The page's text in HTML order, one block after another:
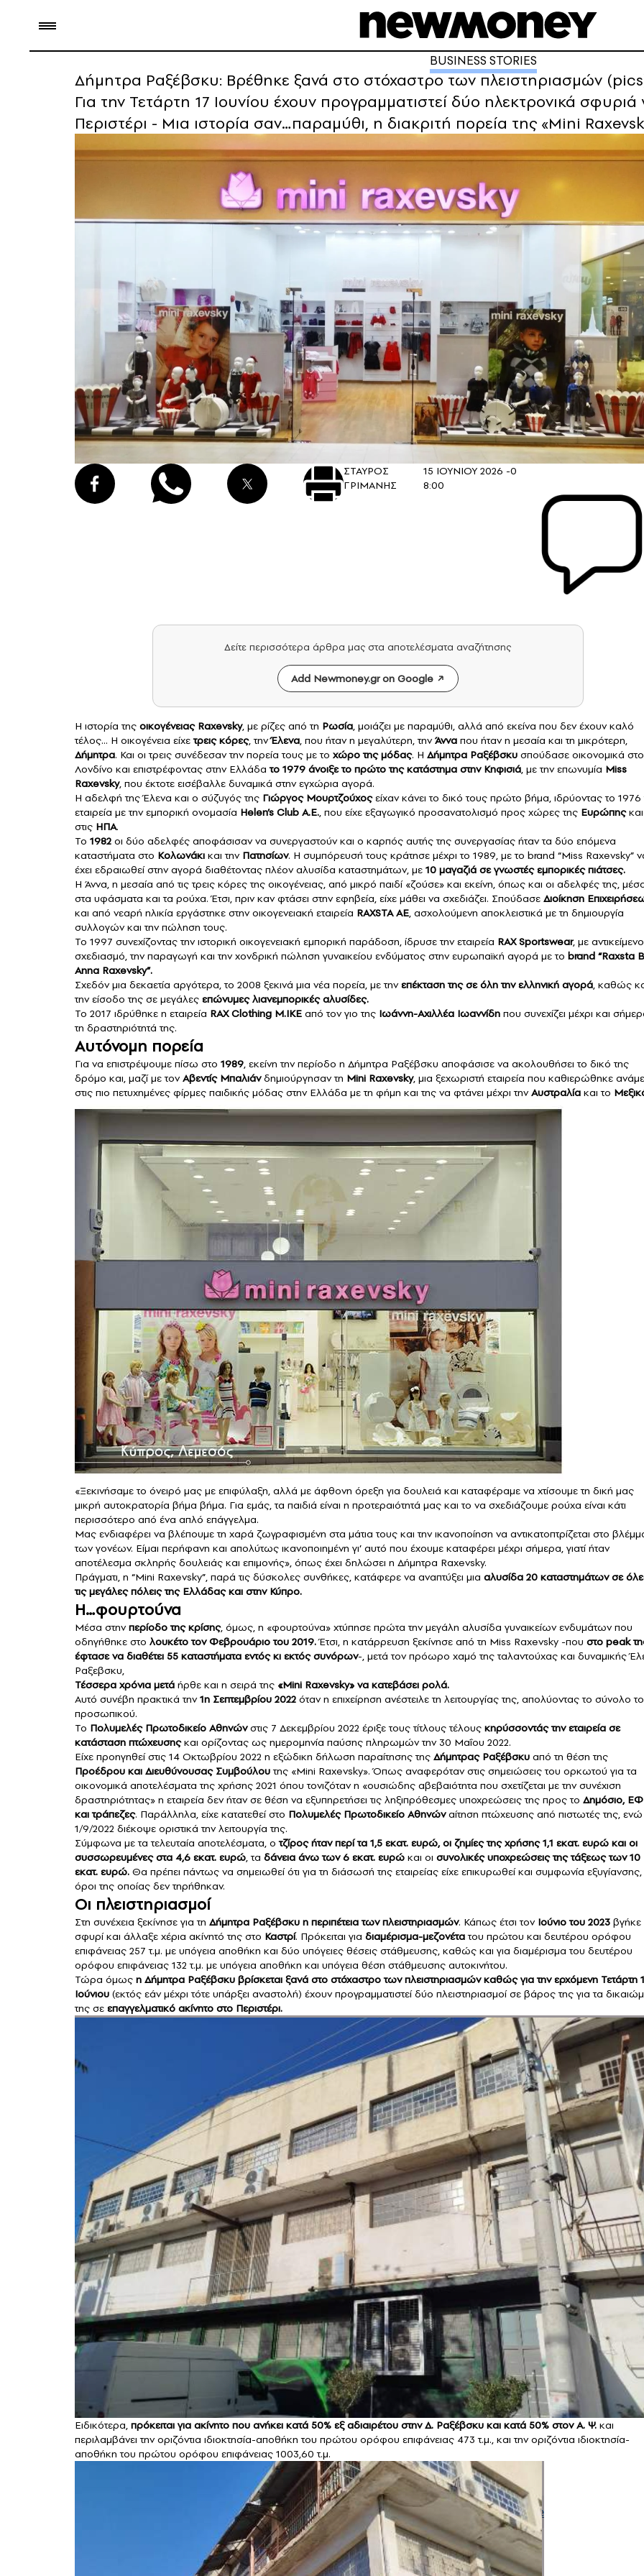
BUSINESS STORIES
Δήμητρα Ραξέβσκυ: Βρέθηκε ξανά στο στόχαστρο των πλειστηριασμών
Για την Τετάρτη 17 Ιουνίου έχουν προγραμματιστεί δύο ηλεκτρονικά
Περιστέρι - Μια ιστορία σαν…παραμύθι, η διακριτή πορεία της «Mini
ΣΤΑΥΡΟΣ
ΓΡΙΜΑΝΗΣ
15 ΙΟΥΝΙΟΥ 2026 -
8:00
0
Δείτε περισσότερα άρθρα μας στα αποτελέσματα αναζήτησης
Add Newmoney.gr on Google
Η ιστορία της οικογένειας Raxevsky, με ρίζες από τη Ρωσία, μοιάζει με παραμύθι, αλλά από εκείνα που δεν έχουν καλό
τέλος… Η οικογένεια είχετρεις κόρες, τηνΈλενα, που ήταν η μεγαλύτερη, τηνΆννα που ήταν η μεσαία και τη μικρότερη,
Δήμητρα. Και οι τρεις συνέδεσαν την πορεία τους με το χώρο της μόδας. Η Δήμητρα Ραξέβσκυ σπούδασε οικονομικά στο
Λονδίνο και επιστρέφοντας στην Ελλάδατο 1979 άνοιξε το πρώτο της κατάστημα στην Κηφισιά, με την επωνυμία Miss
Raxevsky, που έκτοτε εισέβαλλε δυναμικά στην εγχώρια αγορά.
Η αδελφή της Έλενα και ο σύζυγός της Γιώργος Μουρτζούχοςείχαν κάνει το δικό τους πρώτο βήμα, ιδρύοντας το 1976
εταιρεία με την εμπορική ονομασία Helen’s Club Α.Ε., που είχε εξαγωγικό προσανατολισμό προς χώρες της Ευρώπηςκαι
στις ΗΠΑ.
Το 1982 οι δύο αδελφές αποφάσισαν να συνεργαστούν και ο καρπός αυτής της συνεργασίας ήταν τα δύο επόμενα
καταστήματα στο Κολωνάκι και την Πατησίων. Η συμπόρευσή τους κράτησε μέχρι το 1989, με το brand “Miss Raxevsky”
έχει εδραιωθεί στην αγορά διαθέτοντας πλέον αλυσίδα καταστημάτων, με 10 μαγαζιά σε γνωστές εμπορικές πιάτσες.
Η Άννα, η μεσαία από τις τρεις κόρες της οικογένειας, από μικρό παιδί «ζούσε» και εκείνη, όπως και οι αδελφές της,
στα υφάσματα και τα ρούχα. Έτσι, πριν καν φτάσει στην εφηβεία, είχε μάθει να σχεδιάζει. Σπούδασε Διοίκηση
και από νεαρή ηλικία εργάστηκε στην οικογενειακή εταιρεία RAXSTA AE, ασχολούμενη αποκλειστικά με τη δημιουργία
συλλογών και την πώληση τους.
Το 1997 συνεχίζοντας την ιστορική οικογενειακή εμπορική παράδοση, ίδρυσε την εταιρεία RAX Sportswear, με
σχεδιασμό, την παραγωγή και την χονδρική πώληση γυναικείου ενδύματος στην ευρωπαϊκή αγορά με το brand “Raxsta
Anna Raxevsky”.
Σχεδόν μια δεκαετία αργότερα, το 2008 ξεκινά μια νέα πορεία, με τηνεπέκταση της σε όλη την ελληνική αγορά, καθώς
την είσοδο της σε μεγάλες επώνυμες λιανεμπορικές αλυσίδες.
Το 2017 ιδρύθηκε η εταιρεία RAX Clothing M.IKE από τον γιο της Ιωάννη-Αχιλλέα Ιωαννίδη που συνεχίζει μέχρι και
τη δραστηριότητά της.
Αυτόνομη πορεία
Για να επιστρέψουμε πίσω στο 1989, εκείνη την περίοδο η Δήμητρα Ραξέβσκυ αποφάσισε να ακολουθήσει το δικό της
δρόμο και, μαζί με τονΑβεντίς Μπαλιάνδημιούργησαν τη Mini Raxevsky, μια ξεχωριστή εταιρεία που καθιερώθηκε
στις πιο πετυχημένες φίρμες παιδικής μόδας στην Ελλάδα με τη φήμη και της να φτάνει μέχρι τηνΑυστραλία και το
«Ξεκινήσαμε το όνειρό μας με επιφύλαξη, αλλά με άφθονη όρεξη για δουλειά και καταφέραμε να χτίσουμε τη δική μας
μικρή αυτοκρατορία βήμα βήμα. Για εμάς, τα παιδιά είναι η προτεραιότητά μας και το να σχεδιάζουμε ρούχα είναι κάτι
περισσότερο από ένα απλό επάγγελμα.
Μας ενδιαφέρει να βλέπουμε τη χαρά ζωγραφισμένη στα μάτια τους και την ικανοποίηση να αντικατοπτρίζεται στο
των γονέων. Είμαι περήφανη και απολύτως ικανοποιημένη γι’ αυτό που έχουμε καταφέρει μέχρι σήμερα, γιατί ήταν
αποτέλεσμα σκληρής δουλειάς και επιμονής», όπως έχει δηλώσει η Δήμητρα Raxevsky.
Πράγματι, η “Mini Raxevsky”, παρά τις δύσκολες συνθήκες, κατάφερε να αναπτύξει μια αλυσίδα 20 καταστημάτων σε
τις μεγάλες πόλεις της Ελλάδας και στην Κύπρο.
Η…φουρτούνα
Μέσα στηνπερίοδο της κρίσης, όμως, η «φουρτούνα» χτύπησε πρώτα την μεγάλη αλυσίδα γυναικείων ενδυμάτων που
οδηγήθηκε στο λουκέτο τον Φεβρουάριο του 2019.Έτσι, η κατάρρευση ξεκίνησε από τη Miss Raxevsky -που στο peak
έφτασε να διαθέτει 55 καταστήματα εντός κι εκτός συνόρων-, μετά τον πρόωρο χαμό της ταλαντούχας και δυναμικής
Ραξεβσκυ,
Τέσσερα χρόνια μετά ήρθε και η σειρά της «Mini Raxevsky» να κατεβάσει ρολά.
Αυτό συνέβη πρακτικά την1η Σεπτεμβρίου 2022 όταν η επιχείρηση ανέστειλε τη λειτουργίας της, απολύοντας το σύνολο
προσωπικού.
Το Πολυμελές Πρωτοδικείο Αθηνώνστις 7 Δεκεμβρίου 2022 έριξε τους τίτλους τέλους κηρύσσοντάς την εταιρεία σε
κατάσταση πτώχευσηςκαι ορίζοντας ως ημερομηνία παύσης πληρωμών την 30 Μαΐου 2022.
Είχε προηγηθεί στις 14 Οκτωβρίου 2022 η εξώδικη δήλωση παραίτησης της Δήμητρας Ραξέβσκυ από τη θέση της
Προέδρου και Διευθύνουσας Συμβούλουτης «Mini Raxevsky». Όπως αναφερόταν στις σημειώσεις του ορκωτού για τα
οικονομικά αποτελέσματα της χρήσης 2021 όπου τονιζόταν η «ουσιώδης αβεβαιότητα που σχετίζεται με την συνέχιση
δραστηριότητας» η εταιρεία δεν ήταν σε θέση να εξυπηρετήσει τις ληξιπρόθεσμες υποχρεώσεις της προς το Δημόσιο,
και τράπεζες. Παράλληλα, είχε κατατεθεί στο Πολυμελές Πρωτοδικείο Αθηνώναίτηση πτώχευσης από πιστωτές της, ενώ
1/9/2022 διέκοψε οριστικά την λειτουργία της.
Σύμφωνα με τα τελευταία αποτελέσματα, οτζίρος ήταν περί τα 1,5 εκατ. ευρώ, οι ζημίες της χρήσης 1,1 εκατ. ευρώ και οι
συσσωρευμένες στα 4,6 εκατ. ευρώ, τα δάνεια άνω των 6 εκατ. ευρώ και οι συνολικές υποχρεώσεις της τάξεως των 10
εκατ. ευρώ. Θα πρέπει πάντως να σημειωθεί ότι για τη διάσωσή της εταιρείας είχε επικυρωθεί και συμφωνία εξυγίανσης,
όροι της οποίας δεν τηρήθηκαν.
Οι πλειστηριασμοί
Στη συνέχεια ξεκίνησε για τη Δήμητρα Ραξέβσκυ η περιπέτεια των πλειστηριασμών. Κάπως έτσι τονΙούνιο του 2023 βγήκε
σφυρί και άλλαξε χέρια ακίνητό της στο Καστρί. Πρόκειται για διαμέρισμα-μεζονέτατου πρώτου και δευτέρου ορόφου
επιφάνειας 257 τ.μ. με υπόγεια αποθήκη και δύο υπόγειες θέσεις στάθμευσης, καθώς και για διαμέρισμα του δευτέρου
ορόφου επιφάνειας 132 τ.μ. με υπόγεια αποθήκη και υπόγεια θέση στάθμευσης αυτοκινήτου.
Τώρα όμως η Δήμητρα Ραξέβσκυ βρίσκεται ξανά στο στόχαστρο των πλειστηριασμών καθώς για την ερχόμενη Τετάρτη
Ιούνιου (εκτός εάν μέχρι τότε υπάρξει αναστολή) έχουν προγραμματιστεί δύο πλειστηριασμοί σε βάρος της για τα
της σε επαγγελματικό ακίνητο στο Περιστέρι.
Ειδικότερα, πρόκειται για ακίνητο που ανήκει κατά 50% εξ αδιαιρέτου στην Δ. Ραξέβσκυ και κατά 50% στον Α. Ψ. και
περιλαμβάνει την οριζόντια ιδιοκτησία-αποθήκη του πρώτου ορόφου επιφάνειας 473 τ.μ., και την οριζόντια ιδιοκτησία-
αποθήκη του πρώτου ορόφου επιφάνειας 1003,60 τ.μ.